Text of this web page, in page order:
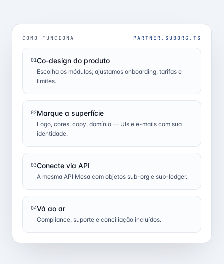
COMO FUNCIONA PARTNER.SUBORG.TS
01Co-design do produto
Escolha os módulos; ajustamos onboarding, tarifas e
limites.
02Marque a superfície
Logo, cores, copy, domínio — UIs e e-mails com sua
identidade.
03Conecte via API
A mesma API Mesa com objetos sub-org e sub-ledger.
04Vá ao ar
Compliance, suporte e conciliação incluídos.